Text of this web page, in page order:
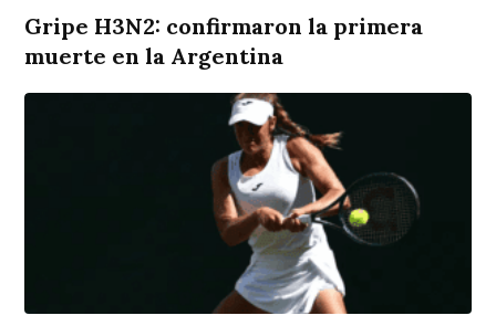
Gripe H3N2: confirmaron la primera
muerte en la Argentina